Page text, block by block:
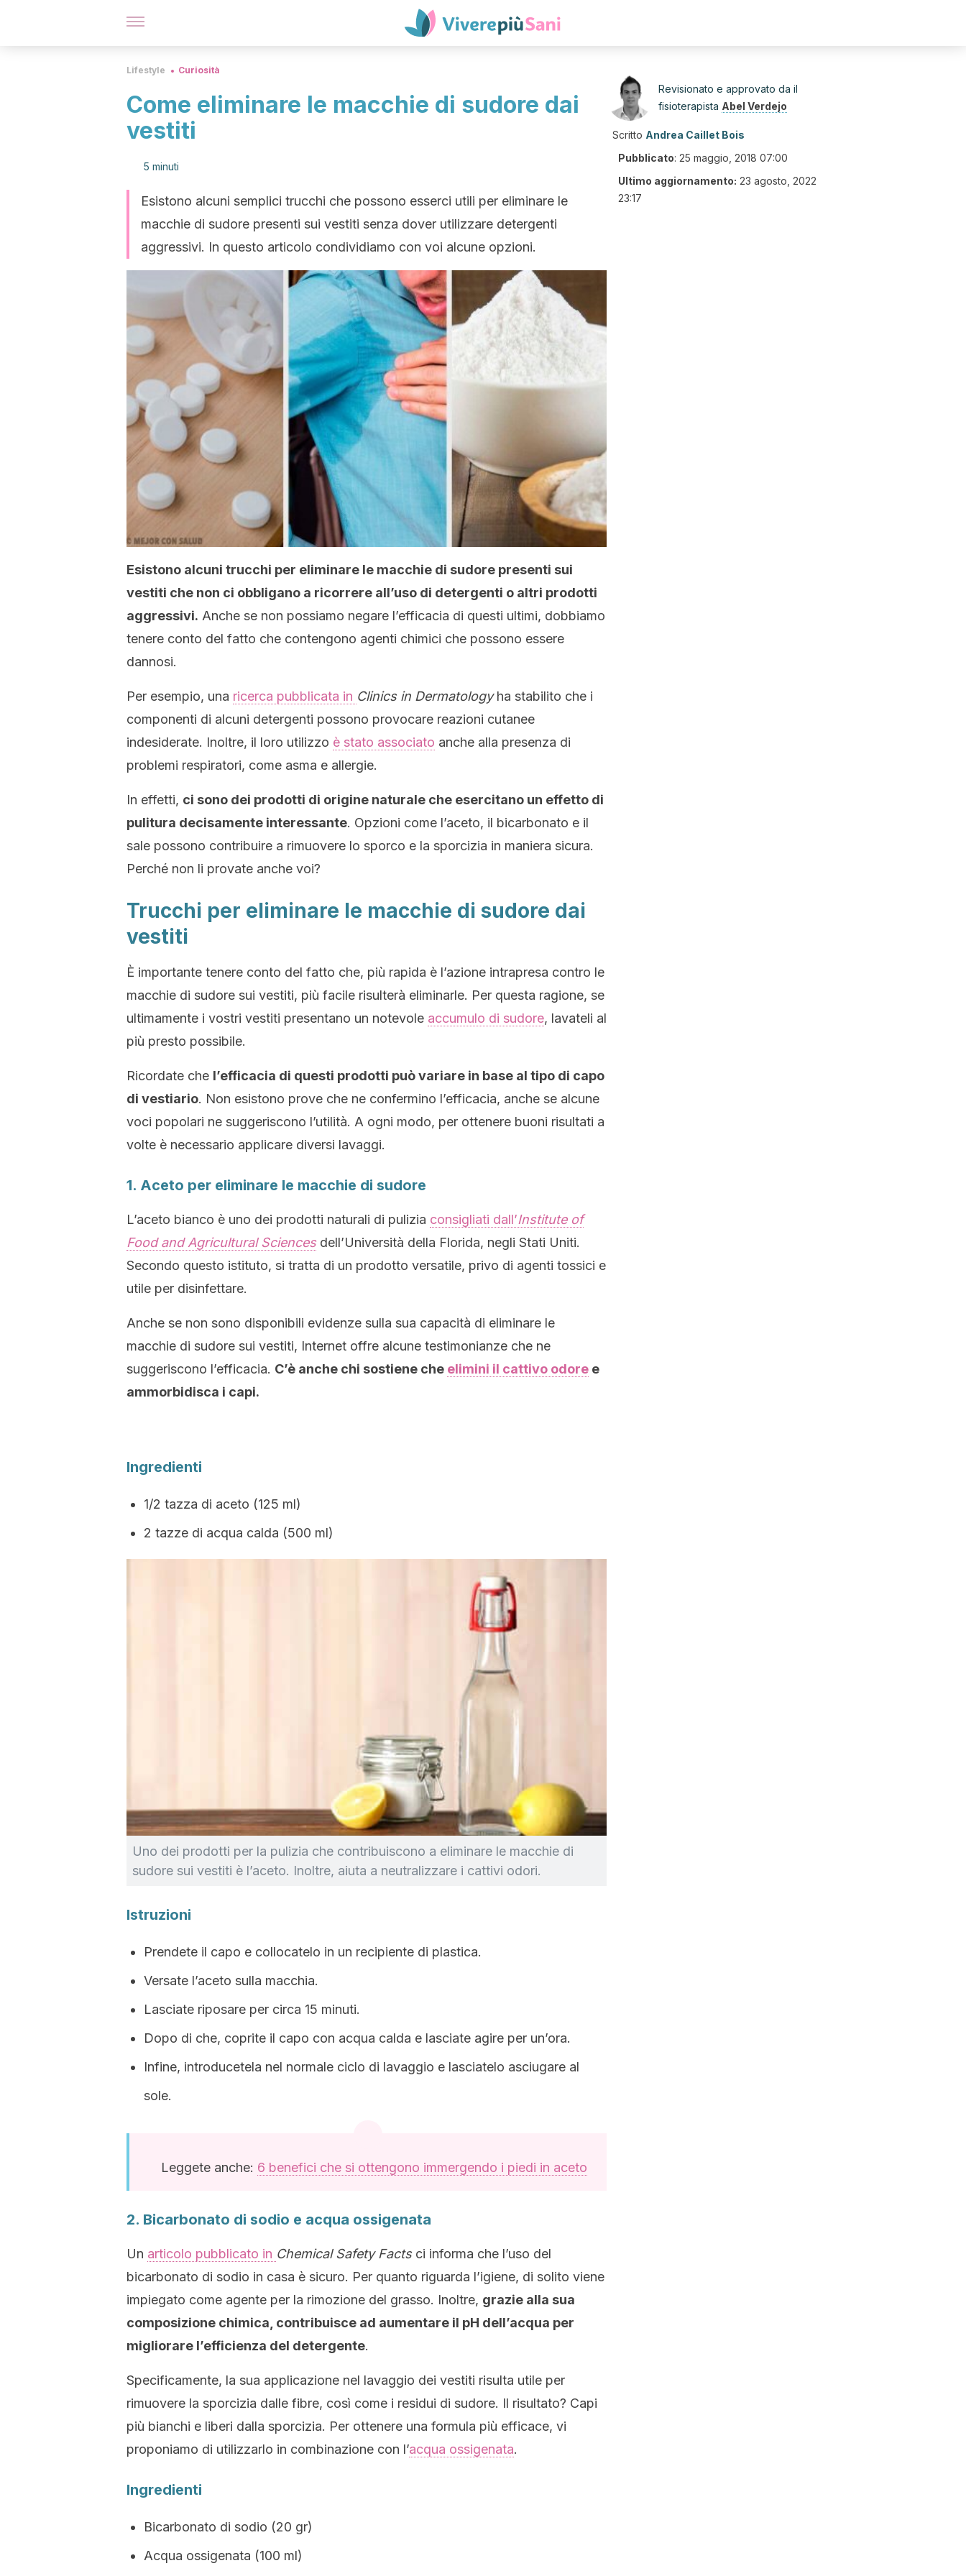
Lifestyle Curiosità
Come eliminare le macchie di sudore dai
vestiti
5 minuti
Esistono alcuni semplici trucchi che possono esserci utili per eliminare le
macchie di sudore presenti sui vestiti senza dover utilizzare detergenti
aggressivi. In questo articolo condividiamo con voi alcune opzioni.
Esistono alcuni trucchi per eliminare le macchie di sudore presenti sui
vestiti che non ci obbligano a ricorrere all’uso di detergenti o altri prodotti
aggressivi. Anche se non possiamo negare l’efficacia di questi ultimi, dobbiamo
tenere conto del fatto che contengono agenti chimici che possono essere
dannosi.
Per esempio, una ricerca pubblicata in Clinics in Dermatologyha stabilito che i
componenti di alcuni detergenti possono provocare reazioni cutanee
indesiderate. Inoltre, il loro utilizzo è stato associato anche alla presenza di
problemi respiratori, come asma e allergie.
In effetti, ci sono dei prodotti di origine naturale che esercitano un effetto di
pulitura decisamente interessante. Opzioni come l’aceto, il bicarbonato e il
sale possono contribuire a rimuovere lo sporco e la sporcizia in maniera sicura.
Perché non li provate anche voi?
Trucchi per eliminare le macchie di sudore dai
vestiti
È importante tenere conto del fatto che, più rapida è l’azione intrapresa contro le
macchie di sudore sui vestiti, più facile risulterà eliminarle. Per questa ragione, se
ultimamente i vostri vestiti presentano un notevole accumulo di sudore, lavateli al
più presto possibile.
Ricordate che l’efficacia di questi prodotti può variare in base al tipo di capo
di vestiario. Non esistono prove che ne confermino l’efficacia, anche se alcune
voci popolari ne suggeriscono l’utilità. A ogni modo, per ottenere buoni risultati a
volte è necessario applicare diversi lavaggi.
1. Aceto per eliminare le macchie di sudore
L’aceto bianco è uno dei prodotti naturali di pulizia consigliati dall’Institute of
Food and Agricultural Sciences dell’Università della Florida, negli Stati Uniti.
Secondo questo istituto, si tratta di un prodotto versatile, privo di agenti tossici e
utile per disinfettare.
Anche se non sono disponibili evidenze sulla sua capacità di eliminare le
macchie di sudore sui vestiti, Internet offre alcune testimonianze che ne
suggeriscono l’efficacia. C’è anche chi sostiene che elimini il cattivo odore e
ammorbidisca i capi.
Ingredienti
1/2 tazza di aceto (125 ml)
2 tazze di acqua calda (500 ml)
Uno dei prodotti per la pulizia che contribuiscono a eliminare le macchie di
sudore sui vestiti è l’aceto. Inoltre, aiuta a neutralizzare i cattivi odori.
Istruzioni
Prendete il capo e collocatelo in un recipiente di plastica.
Versate l’aceto sulla macchia.
Lasciate riposare per circa 15 minuti.
Dopo di che, coprite il capo con acqua calda e lasciate agire per un’ora.
Infine, introducetela nel normale ciclo di lavaggio e lasciatelo asciugare al
sole.
Leggete anche: 6 benefici che si ottengono immergendo i piedi in aceto
2. Bicarbonato di sodio e acqua ossigenata
Un articolo pubblicato in Chemical Safety Facts ci informa che l’uso del
bicarbonato di sodio in casa è sicuro. Per quanto riguarda l’igiene, di solito viene
impiegato come agente per la rimozione del grasso. Inoltre, grazie alla sua
composizione chimica, contribuisce ad aumentare il pH dell’acqua per
migliorare l’efficienza del detergente.
Specificamente, la sua applicazione nel lavaggio dei vestiti risulta utile per
rimuovere la sporcizia dalle fibre, così come i residui di sudore. Il risultato? Capi
più bianchi e liberi dalla sporcizia. Per ottenere una formula più efficace, vi
proponiamo di utilizzarlo in combinazione con l’acqua ossigenata.
Ingredienti
Bicarbonato di sodio (20 gr)
Acqua ossigenata (100 ml)
Revisionato e approvato da il
fisioterapista Abel Verdejo
Scritto Andrea Caillet Bois
Pubblicato: 25 maggio, 2018 07:00
Ultimo aggiornamento: 23 agosto, 2022
23:17